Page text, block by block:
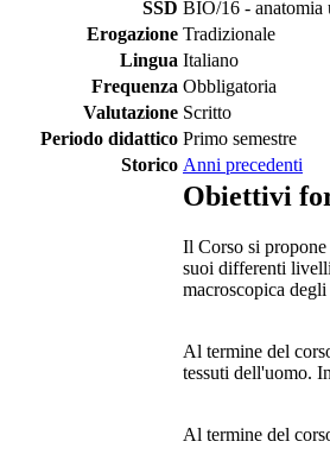
SSD BIO/16 - anatomia
Erogazione Tradizionale
Lingua Italiano
Frequenza Obbligatoria
Valutazione Scritto
Periodo didattico Primo semestre
Storico Anni precedenti
Obiettivi
Il Corso si
suoi differenti
macroscopica
Al termine del
tessuti dell'uomo.
Al termine del